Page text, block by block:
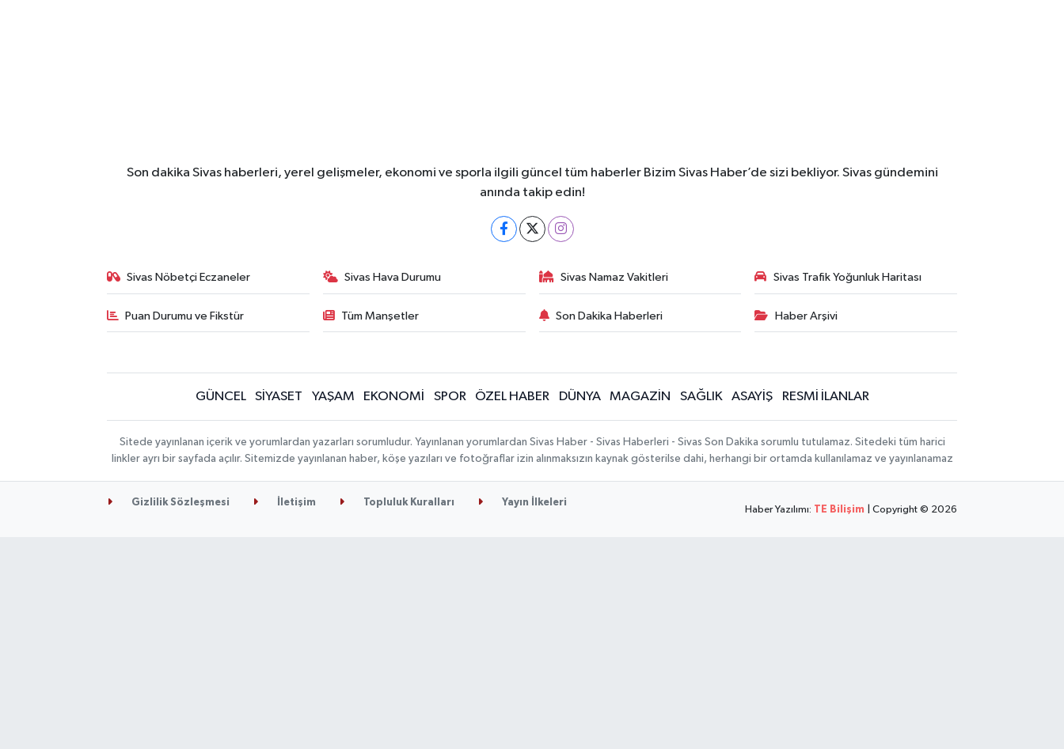
Son dakika Sivas haberleri, yerel gelişmeler, ekonomi ve sporla ilgili güncel tüm haberler Bizim Sivas Haber’de sizi bekliyor. Sivas gündemini
anında takip edin!
Sivas Nöbetçi Eczaneler Sivas Hava Durumu Sivas Namaz Vakitleri Sivas Trafik Yoğunluk Haritası
Puan Durumu ve Fikstür Tüm Manşetler Son Dakika Haberleri Haber Arşivi
GÜNCEL SİYASET YAŞAM EKONOMİ SPOR ÖZEL HABER DÜNYA MAGAZİN SAĞLIK ASAYİŞ RESMİ İLANLAR
Sitede yayınlanan içerik ve yorumlardan yazarları sorumludur. Yayınlanan yorumlardan Sivas Haber - Sivas Haberleri - Sivas Son Dakika sorumlu tutulamaz. Sitedeki tüm harici
linkler ayrı bir sayfada açılır. Sitemizde yayınlanan haber, köşe yazıları ve fotoğraflar izin alınmaksızın kaynak gösterilse dahi, herhangi bir ortamda kullanılamaz ve yayınlanamaz
Gizlilik Sözleşmesi İletişim Topluluk Kuralları Yayın İlkeleri
Haber Yazılımı: TE Bilişim | Copyright © 2026